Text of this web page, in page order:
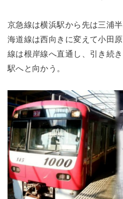
京急線は横浜駅から先は三浦
海道線は西向きに変えて小田
線は根岸線へ直通し、引き続
駅へと向かう。